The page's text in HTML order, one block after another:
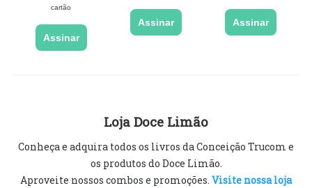
cartão
Assinar
Assinar Assinar
Loja Doce Limão
Conheça e adquira todos os livros da Conceição Trucom e
os produtos do Doce Limão.
Aproveite nossos combos e promoções. Visite nossa loja